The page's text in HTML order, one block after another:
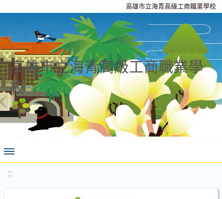
高雄市立海青高級工商職業學校
高雄市立海青高級工商職業學
校
:::